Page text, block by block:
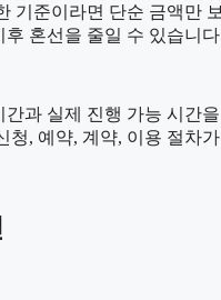
기준이라면 단순 금액만
혼선을 줄일 수 있습니
과 실제 진행 가능 시간
청, 예약, 계약, 이용 절차